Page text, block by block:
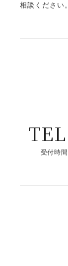
相談ください。
受付時